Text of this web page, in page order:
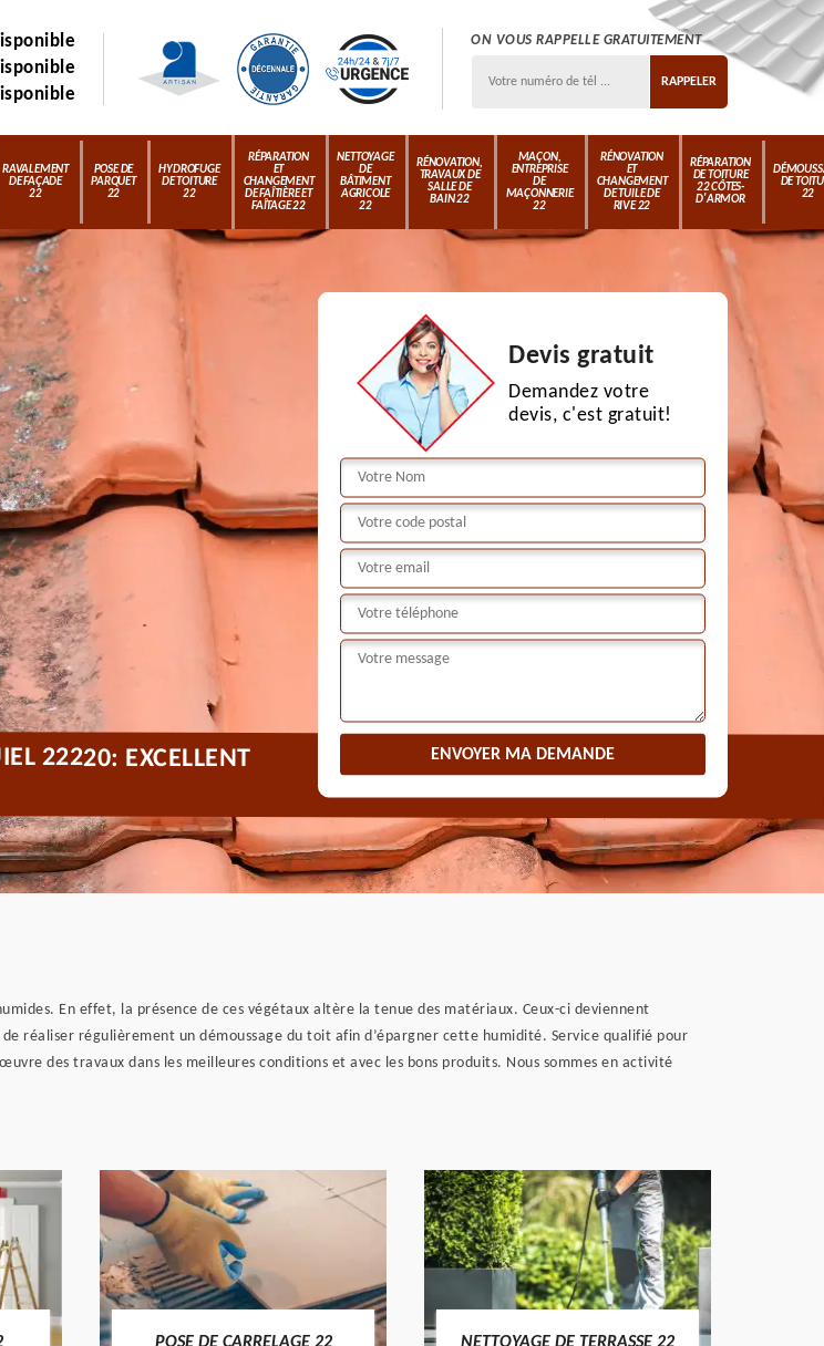
ON VOUS RAPPELLE GRATUITEMENT
RAVALEMENT
DE FAÇADE
22
POSE DE
PARQUET
22
HYDROFUGE
DE TOITURE
22
RÉPARATION
ET
CHANGEMENT
DE FAÎTIÈRE ET
FAÎTAGE 22
NETTOYAGE
DE
BÂTIMENT
AGRICOLE
22
RÉNOVATION,
TRAVAUX DE
SALLE DE
BAIN 22
MAÇON,
ENTREPRISE
DE
MAÇONNERIE
22
RÉNOVATION
ET
CHANGEMENT
DE TUILE DE
RIVE 22
RÉPARATION
DE TOITURE
22 CÔTES-
D'ARMOR
DE
22
Devis gratuit
Demandez votre
devis, c'est gratuit!
22220: EXCELLENT
En effet, la présence de ces végétaux altère la tenue des matériaux. Ceux-ci deviennent
réaliser régulièrement un démoussage du toit afin d’épargner cette humidité. Service qualifié pour
des travaux dans les meilleures conditions et avec les bons produits. Nous sommes en activité
POSE DE CARRELAGE 22 NETTOYAGE DE TERRASSE 22